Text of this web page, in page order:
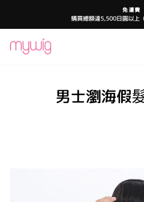
內
暫
免運費
購買總額達5,500日圓以上
男士瀏海假